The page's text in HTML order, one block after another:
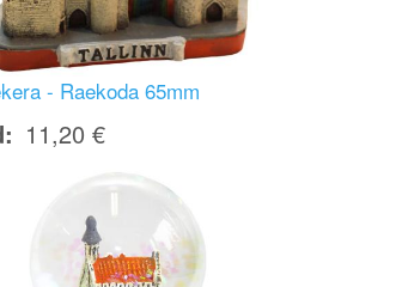
- Raekoda 65mm
11,20 €